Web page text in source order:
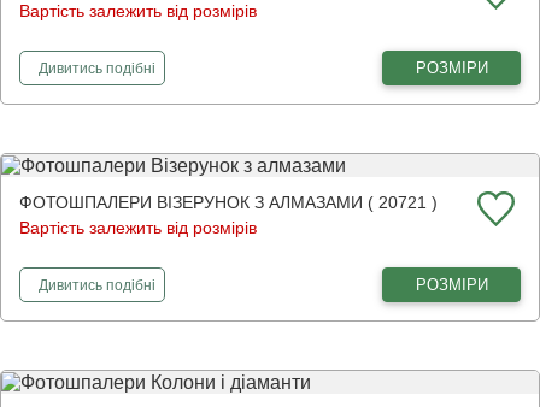
Вартість залежить від розмірів
Дивитисьфотошпалери
подібні РОЗМІРИ
ФОТОШПАЛЕРИ ВІЗЕРУНОК З АЛМАЗАМИ ( 20721 )
Вартість залежить від розмірів
Дивитисьфотошпалери
подібні РОЗМІРИ